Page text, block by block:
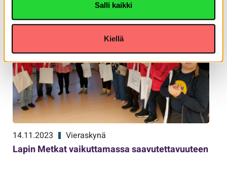
miksi evästeitä käytetään. Yksityiskohdat-välilehdeltä
voit lukea yksittäisistä evästeitä lisätietoa
Salli kaikki
Kiellä
14.11.2023 Vieraskynä
Lapin Metkat vaikuttamassa saavutettavuuteen